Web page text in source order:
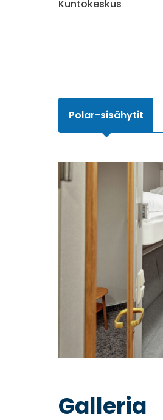
Kuntokeskus
Polar-sisähytit
Galleria